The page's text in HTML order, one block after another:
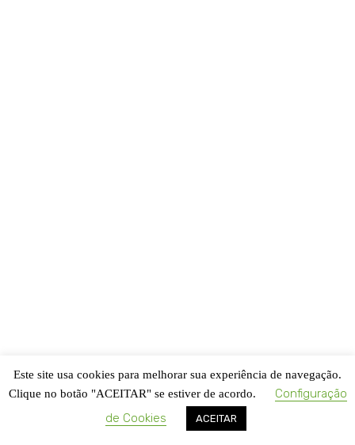
Este site usa cookies para melhorar sua experiência de navegação.
Clique no botão "ACEITAR" se estiver de acordo.
Configuração
de Cookies
ACEITAR